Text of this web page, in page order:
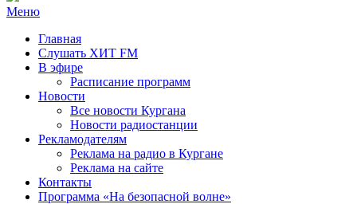
Меню
Главная
Слушать ХИТ FM
В эфире
Расписание программ
Новости
Все новости Кургана
Новости радиостанции
Рекламодателям
Реклама на радио в Кургане
Реклама на сайте
Контакты
Программа «На безопасной волне»